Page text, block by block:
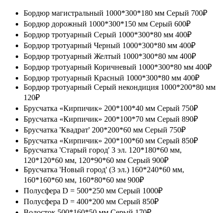
Бордюр магистральный 1000*300*180 мм Серый 700₽
Бордюр дорожный 1000*300*150 мм Серый 600₽
Бордюр тротуарный Серый 1000*300*80 мм 400₽
Бордюр тротуарный Черный 1000*300*80 мм 400₽
Бордюр тротуарный Желтый 1000*300*80 мм 400₽
Бордюр тротуарный Коричневый 1000*300*80 мм 400₽
Бордюр тротуарный Красный 1000*300*80 мм 400₽
Бордюр тротуарный Серый некондиция 1000*200*80 мм
120₽
Брусчатка «Кирпичик» 200*100*40 мм Серый 750₽
Брусчатка «Кирпичик» 200*100*70 мм Серый 890₽
Брусчатка 'Квадрат' 200*200*60 мм Серый 750₽
Брусчатка «Кирпичик» 200*100*60 мм Серый 850₽
Брусчатка 'Старый город' 3 эл. 120*180*60 мм,
120*120*60 мм, 120*90*60 мм Серый 900₽
Брусчатка 'Новый город' (3 эл.) 160*240*60 мм,
160*160*60 мм, 160*80*60 мм 900₽
Полусфера D = 500*250 мм Серый 1000₽
Полусфера D = 400*200 мм Серый 850₽